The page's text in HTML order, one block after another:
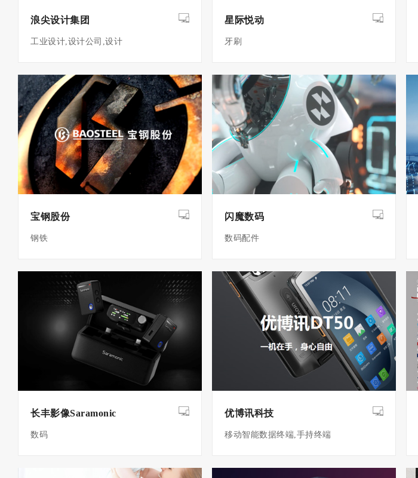
浪尖设计集团
工业设计,设计公司,设计
星际悦动
牙刷
宝钢股份
钢铁
闪魔数码
数码配件
长丰影像Saramonic
数码
优博讯科技
移动智能数据终端,手持终端